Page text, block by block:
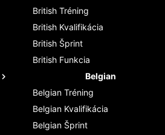
British Tréning
British Kvalifikácia
British Šprint
British Funkcia
Belgian
Belgian Tréning
Belgian Kvalifikácia
Belgian Šprint